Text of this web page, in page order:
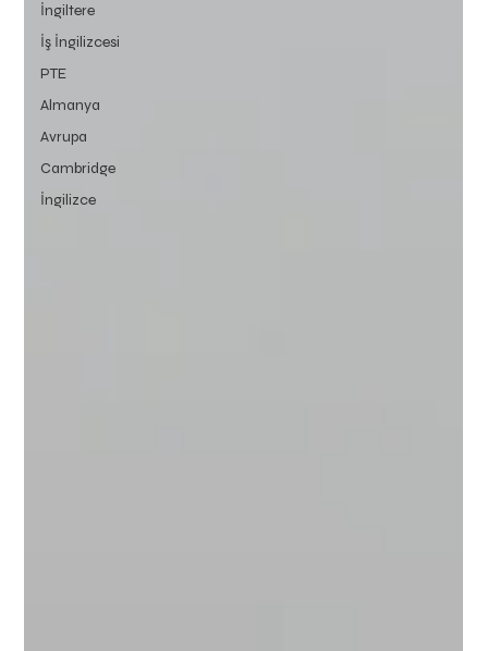
İngiltere
İş İngilizcesi
PTE
Almanya
Avrupa
Cambridge
İngilizce